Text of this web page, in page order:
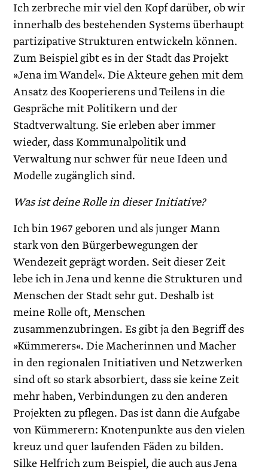
Ich zerbreche mir viel den Kopf darüber, ob wir
innerhalb des bestehenden Systems überhaupt
partizipative Strukturen entwickeln können.
Zum Beispiel gibt es in der Stadt das Projekt
»Jena im Wandel«. Die Akteure gehen mit dem
Ansatz des Kooperierens und Teilens in die
Gespräche mit ­Politikern und der
Stadtverwaltung. Sie erleben aber immer
wieder, dass Kommunalpolitik und
Verwaltung nur schwer für neue Ideen und
Modelle zugänglich sind.
Was ist deine Rolle in dieser Initiative?
Ich bin 1967 geboren und als junger Mann
stark von den Bürgerbewegungen der
Wendezeit geprägt worden. Seit dieser Zeit
lebe ich in Jena und kenne die Strukturen und
Menschen der Stadt sehr gut. Deshalb ist
meine Rolle oft, Menschen
zusammenzubringen. Es gibt ja den Begriff des
»Kümmerers«. Die Macherinnen und Macher
in den regionalen Initiativen und Netzwerken
sind oft so stark absorbiert, dass sie keine Zeit
mehr haben, Verbindungen zu den anderen
Projekten zu pflegen. Das ist dann die Aufgabe
von Kümmerern: Knotenpunkte aus den vielen
kreuz und quer laufenden ­Fäden zu bilden.
Silke Helfrich zum Beispiel, die auch aus Jena